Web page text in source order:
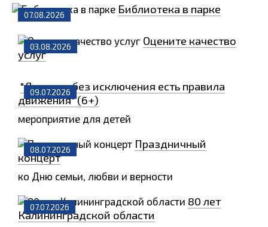
07.08.2026 Библиотека в парке
03.08.2026
Оцените качество
услуг
09.07.2026
"Для всех без исключения есть правила
движения" (6+)
мероприятие для детей
08.07.2026
Праздничный
концерт
ко Дню семьи, любви и верности
07.07.2026
80 лет
Калининградской области